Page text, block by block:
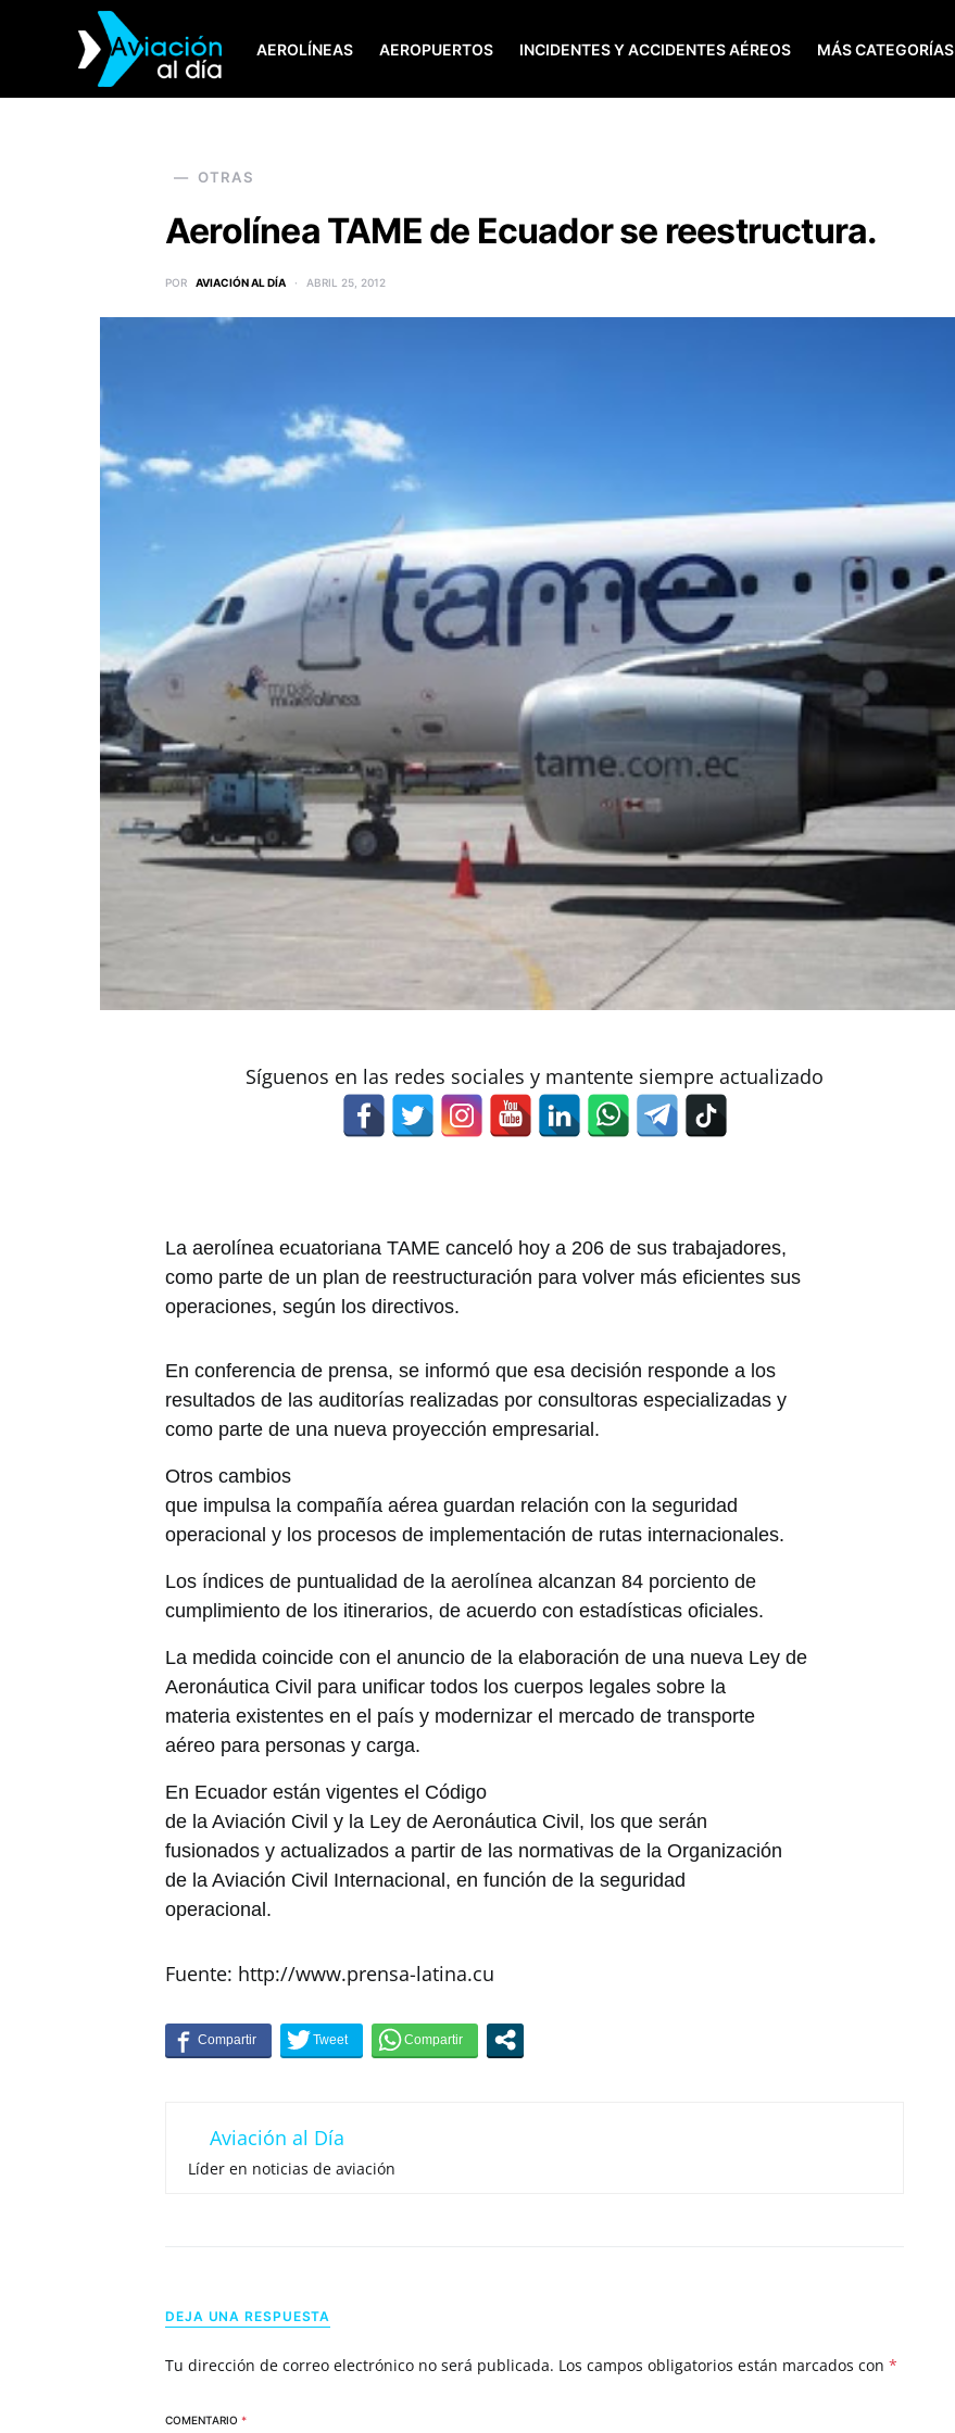
AEROLÍNEAS AEROPUERTOS INCIDENTES Y ACCIDENTES AÉREOS MÁS CATEGORÍAS
SEARCH FOR:
OTRAS
Aerolínea TAME de Ecuador se reestructura.
POR AVIACIÓN AL DÍA ABRIL 25, 2012
Síguenos en las redes sociales y mantente siempre actualizado
La aerolínea ecuatoriana TAME canceló hoy a 206 de sus trabajadores,
como parte de un plan de reestructuración para volver más eficientes sus
operaciones, según los directivos.
En conferencia de prensa, se informó que esa decisión responde a los
resultados de las auditorías realizadas por consultoras especializadas y
como parte de una nueva proyección empresarial.
Otros cambios
que impulsa la compañía aérea guardan relación con la seguridad
operacional y los procesos de implementación de rutas internacionales.
Los índices de puntualidad de la aerolínea alcanzan 84 porciento de
cumplimiento de los itinerarios, de acuerdo con estadísticas oficiales.
La medida coincide con el anuncio de la elaboración de una nueva Ley de
Aeronáutica Civil para unificar todos los cuerpos legales sobre la
materia existentes en el país y modernizar el mercado de transporte
aéreo para personas y carga.
En Ecuador están vigentes el Código
de la Aviación Civil y la Ley de Aeronáutica Civil, los que serán
fusionados y actualizados a partir de las normativas de la Organización
de la Aviación Civil Internacional, en función de la seguridad
operacional.
Fuente: http://www.prensa-latina.cu
Aviación al Día
Líder en noticias de aviación
DEJA UNA RESPUESTA
Tu dirección de correo electrónico no será publicada. Los campos obligatorios están marcados con *
COMENTARIO *